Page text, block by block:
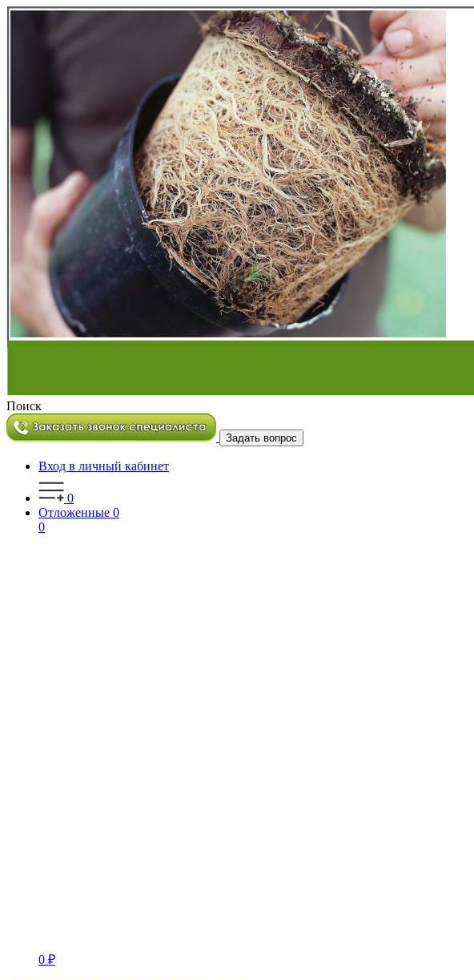
Поиск
Задать вопрос
Вход в личный кабинет
0
Отложенные 0
0
0 ₽